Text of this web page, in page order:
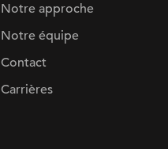
Notre approche
Notre équipe
Contact
Carrières